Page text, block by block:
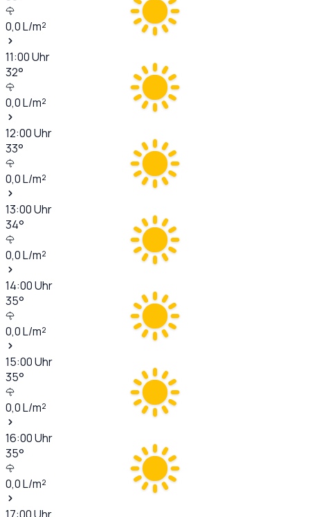
0,0L/m²
11:00Uhr
32°
0,0L/m²
12:00Uhr
33°
0,0L/m²
13:00Uhr
34°
0,0L/m²
14:00Uhr
35°
0,0L/m²
15:00Uhr
35°
0,0L/m²
16:00Uhr
35°
0,0L/m²